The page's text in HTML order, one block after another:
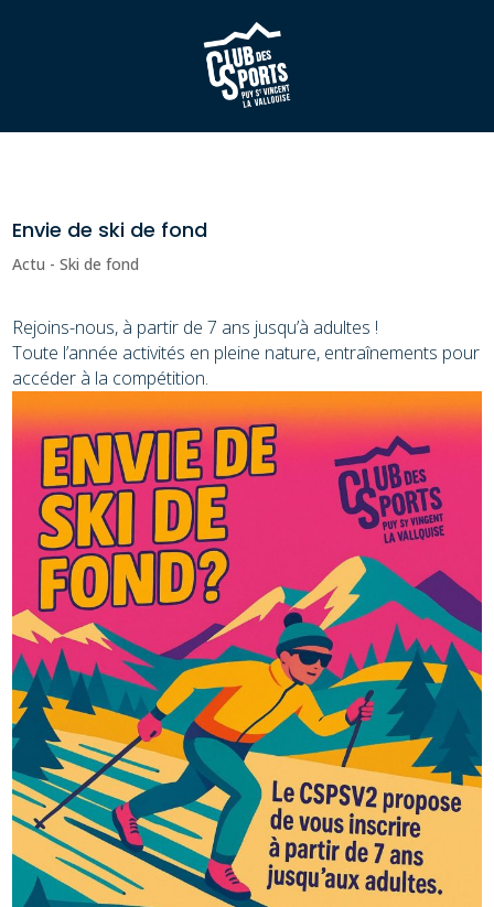
Envie de ski de fond
Actu - Ski de fond
Rejoins-nous, à partir de 7 ans jusqu’à adultes !
Toute l’année activités en pleine nature, entraînements pour
accéder à la compétition.